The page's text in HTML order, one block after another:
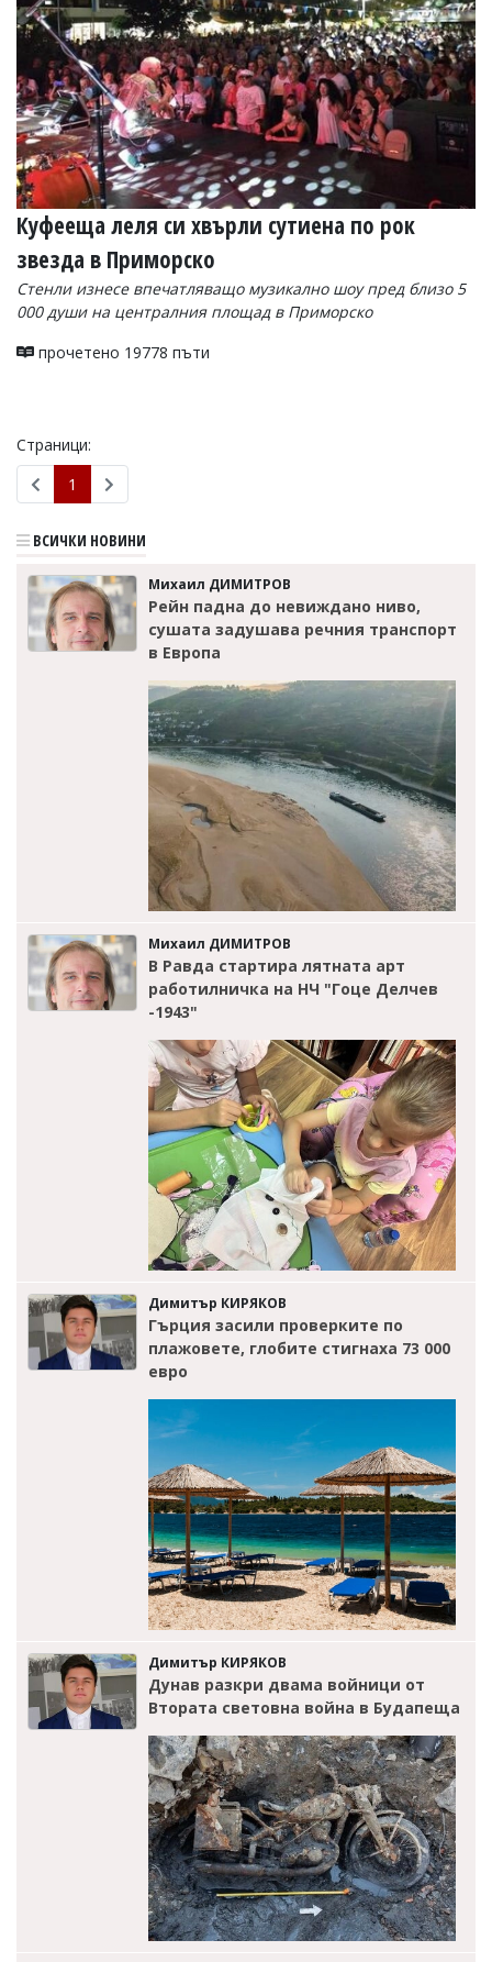
Куфееща леля си хвърли сутиена по рок
звезда в Приморско
Стенли изнесе впечатляващо музикално шоу пред близо 5
000 души на централния площад в Приморско
прочетено 19778 пъти
Страници:
1
ВСИЧКИ НОВИНИ
Михаил ДИМИТРОВ
Рейн падна до невиждано ниво,
сушата задушава речния транспорт
в Европа
Михаил ДИМИТРОВ
В Равда стартира лятната арт
работилничка на НЧ "Гоце Делчев
-1943"
Димитър КИРЯКОВ
Гърция засили проверките по
плажовете, глобите стигнаха 73 000
евро
Димитър КИРЯКОВ
Дунав разкри двама войници от
Втората световна война в Будапеща